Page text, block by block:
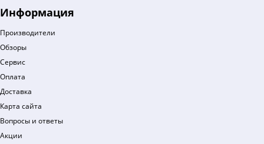
Информация
Производители
Обзоры
Сервис
Оплата
Доставка
Карта сайта
Вопросы и ответы
Акции